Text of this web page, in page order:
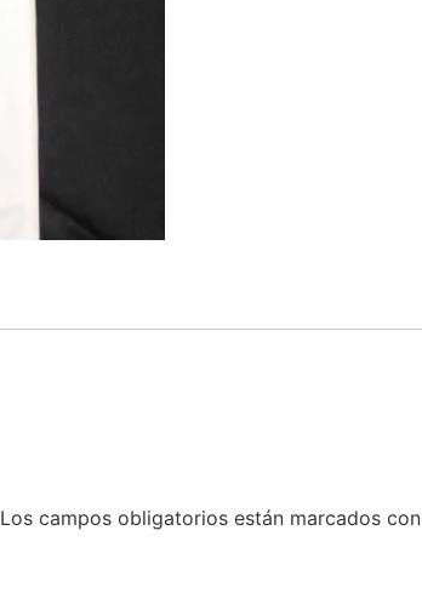
Los campos obligatorios están marcados con